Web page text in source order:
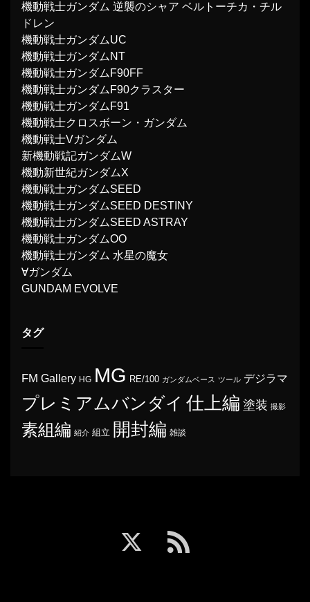
機動戦士ガンダム 逆襲のシャア ベルトーチカ・チル
ドレン
機動戦士ガンダムUC
機動戦士ガンダムNT
機動戦士ガンダムF90FF
機動戦士ガンダムF90クラスター
機動戦士ガンダムF91
機動戦士クロスボーン・ガンダム
機動戦士Vガンダム
新機動戦記ガンダムW
機動新世紀ガンダムX
機動戦士ガンダムSEED
機動戦士ガンダムSEED DESTINY
機動戦士ガンダムSEED ASTRAY
機動戦士ガンダムOO
機動戦士ガンダム 水星の魔女
∀ガンダム
GUNDAM EVOLVE
タグ
FM Gallery HG MG RE/100 ガンダムベース ツール デジラマ
プレミアムバンダイ 仕上編 塗装 撮影
素組編 紹介 組立 開封編 雑談